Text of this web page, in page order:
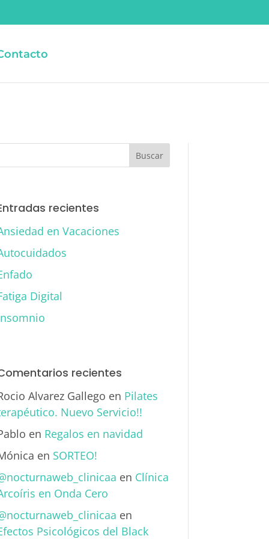
recientes
en Vacaciones
Digital
recientes
Alvarez Gallego en Pilates
Nuevo Servicio!!
en Regalos en navidad
en SORTEO!
en Clínica
en Onda Cero
en
Psicológicos del Black